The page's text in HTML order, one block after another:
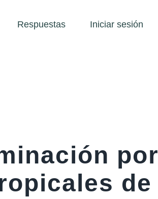
Respuestas Iniciar sesión
por
de